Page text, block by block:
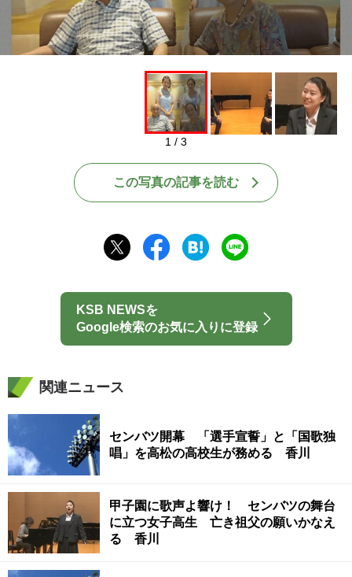
1 / 3
この写真の記事を読む
KSB NEWSを
Google検索のお気に入りに登録
関連ニュース
センバツ開幕 「選手宣誓」と「国歌独
唱」を高松の高校生が務める 香川
甲子園に歌声よ響け！ センバツの舞台
に立つ女子高生 亡き祖父の願いかなえ
る 香川